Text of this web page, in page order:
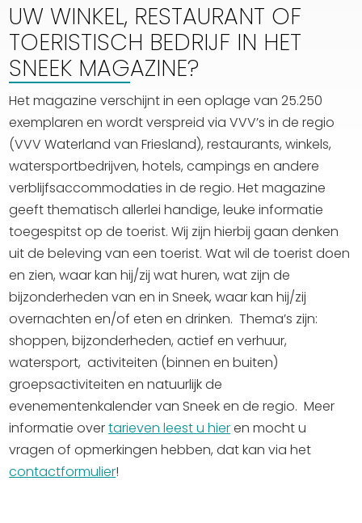
UW WINKEL, RESTAURANT OF
TOERISTISCH BEDRIJF IN HET
SNEEK MAGAZINE?
Het magazine verschijnt in een oplage van 25.250
exemplaren en wordt verspreid via VVV’s in de regio
(VVV Waterland van Friesland), restaurants, winkels,
watersportbedrijven, hotels, campings en andere
verblijfsaccommodaties in de regio. Het magazine
geeft thematisch allerlei handige, leuke informatie
toegespitst op de toerist. Wij zijn hierbij gaan denken
uit de beleving van een toerist. Wat wil de toerist doen
en zien, waar kan hij/zij wat huren, wat zijn de
bijzonderheden van en in Sneek, waar kan hij/zij
overnachten en/of eten en drinken. Thema’s zijn:
shoppen, bijzonderheden, actief en verhuur,
watersport, activiteiten (binnen en buiten)
groepsactiviteiten en natuurlijk de
evenementenkalender van Sneek en de regio. Meer
informatie overtarieven leest u hieren mocht u
vragen of opmerkingen hebben, dat kan via het
contactformulier!